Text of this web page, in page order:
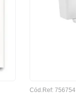
Cód.Ref: 756754